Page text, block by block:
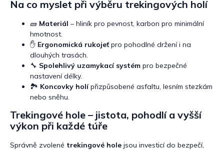
Na co myslet při výběru trekingových holí
🧱 Materiál – hliník pro pevnost, karbon pro minimální
hmotnost.
✋ Ergonomická rukojeť pro pohodlné držení i na
dlouhých trasách.
🔧 Spolehlivý uzamykací systém pro bezpečné
nastavení délky.
🏞️ Koncovky holípřizpůsobené asfaltu, lesním stezkám
nebo sněhu.
Trekingové hole – jistota, pohodlí a vyšší
výkon při každé túře
Správně zvolené trekingové hole jsou investicí do bezpečí,